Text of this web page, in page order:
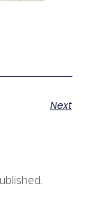
Next